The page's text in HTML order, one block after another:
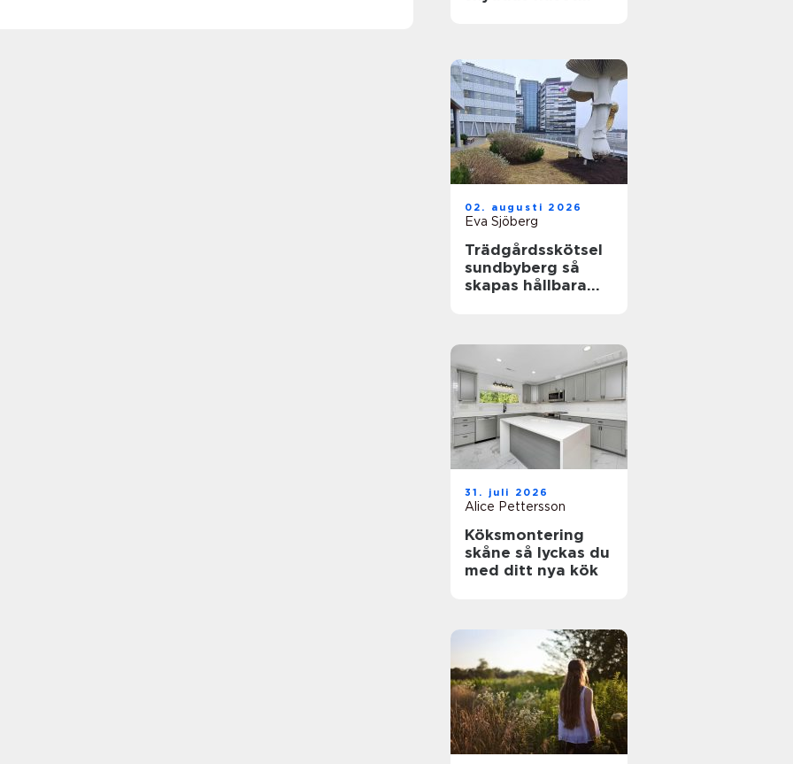
02. augusti 2026
Eva Sjöberg
Trädgårdsskötsel
sundbyberg så
skapas hållbara
31. juli 2026
Alice Pettersson
Köksmontering
skåne så lyckas du
med ditt nya kök